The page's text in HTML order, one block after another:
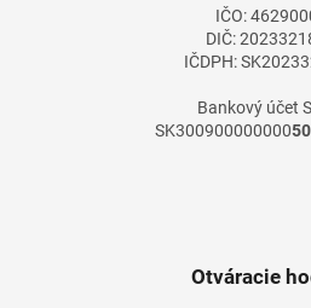
IČO:
DIČ:
IČDPH:
Bankový účet
SK300900000000
Otváracie